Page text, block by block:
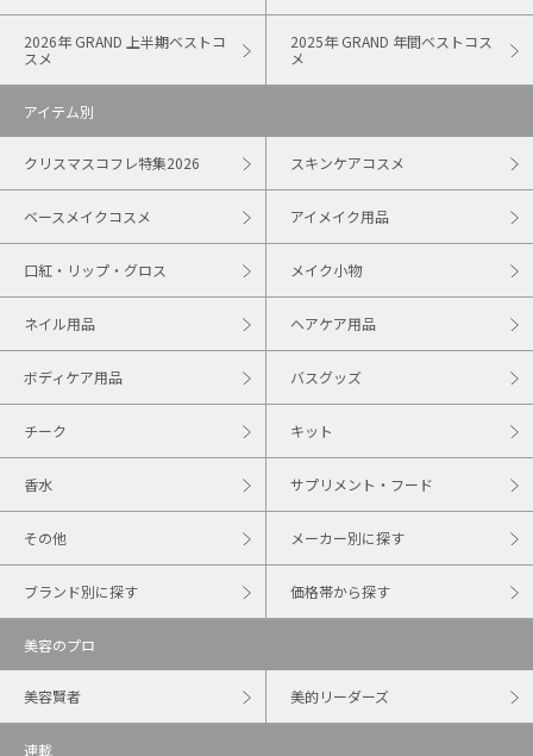
2026年 GRAND 上半期ベストコ
スメ
2025年 GRAND 年間ベストコス
メ
アイテム別
クリスマスコフレ特集2026 スキンケアコスメ
ベースメイクコスメ アイメイク用品
口紅・リップ・グロス メイク小物
ネイル用品 ヘアケア用品
ボディケア用品 バスグッズ
チーク キット
香水 サプリメント・フード
その他 メーカー別に探す
ブランド別に探す 価格帯から探す
美容のプロ
美容賢者 美的リーダーズ
連載